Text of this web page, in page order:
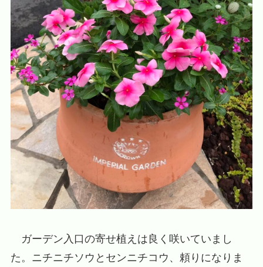
ガーデン入口の寄せ植えは良く咲いていまし
た。ニチニチソウとセンニチコウ、頼りになりま